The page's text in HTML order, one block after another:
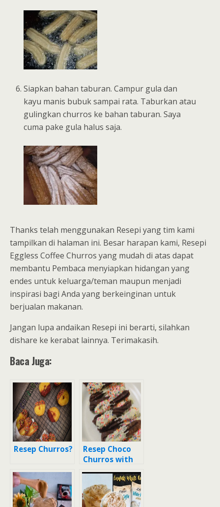
Siapkan bahan taburan. Campur gula dan
kayu manis bubuk sampai rata. Taburkan atau
gulingkan churros ke bahan taburan. Saya
cuma pake gula halus saja.
Thanks telah menggunakan Resepi yang tim kami
tampilkan di halaman ini. Besar harapan kami, Resepi
Eggless Coffee Churros yang mudah di atas dapat
membantu Pembaca menyiapkan hidangan yang
endes untuk keluarga/teman maupun menjadi
inspirasi bagi Anda yang berkeinginan untuk
berjualan makanan.
Jangan lupa andaikan Resepi ini berarti, silahkan
dishare ke kerabat lainnya. Terimakasih.
Baca Juga:
Resep Churros?
Resep Choco
Churros with
white
chocolate
glaze (takaran
sendok)